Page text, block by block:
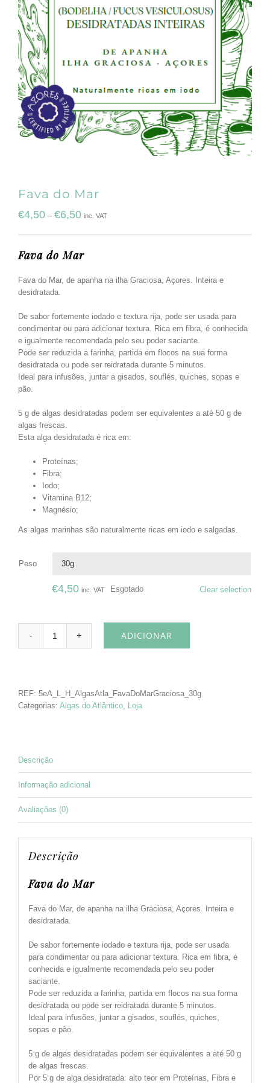
Fava do Mar
€4,50 – €6,50 inc. VAT
Fava do Mar
Fava do Mar, de apanha na ilha Graciosa, Açores. Inteira e
desidratada.
De sabor fortemente iodado e textura rija, pode ser usada para
condimentar ou para adicionar textura. Rica em fibra, é conhecida
e igualmente recomendada pelo seu poder saciante.
Pode ser reduzida a farinha, partida em flocos na sua forma
desidratada ou pode ser reidratada durante 5 minutos.
Ideal para infusões, juntar a gisados, souflés, quiches, sopas e
pão.
5 g de algas desidratadas podem ser equivalentes a até 50 g de
algas frescas.
Esta alga desidratada é rica em:
Proteínas;
Fibra;
Iodo;
Vitamina B12;
Magnésio;
As algas marinhas são naturalmente ricas em iodo e salgadas.
Peso
€4,50 inc. VAT Esgotado Clear selection
Quantidade
Mar
ADICIONAR
REF: 5eA_L_H_AlgasAtla_FavaDoMarGraciosa_30g
Categorias: Algas do Atlântico Loja
Descrição
Informação adicional
Avaliações (0)
Descrição
Fava do Mar
Fava do Mar, de apanha na ilha Graciosa, Açores. Inteira e
desidratada.
De sabor fortemente iodado e textura rija, pode ser usada
para condimentar ou para adicionar textura. Rica em fibra, é
conhecida e igualmente recomendada pelo seu poder
saciante.
Pode ser reduzida a farinha, partida em flocos na sua forma
desidratada ou pode ser reidratada durante 5 minutos.
Ideal para infusões, juntar a gisados, souflés, quiches,
sopas e pão.
5 g de algas desidratadas podem ser equivalentes a até 50 g
de algas frescas.
Por 5 g de alga desidratada: alto teor em Proteínas, Fibra e